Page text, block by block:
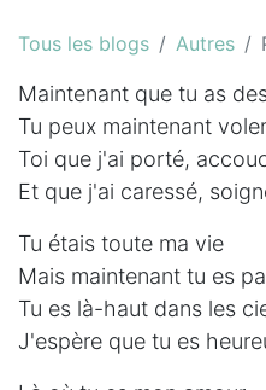
Tous les blogs Autres
Maintenant que tu as
Tu peux maintenant
Toi que j'ai porté,
Et que j'ai caressé,
Tu étais toute ma vie
Mais maintenant tu es
Tu es là-haut dans les
J'espère que tu es